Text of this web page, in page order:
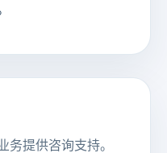
务提供咨询支持。